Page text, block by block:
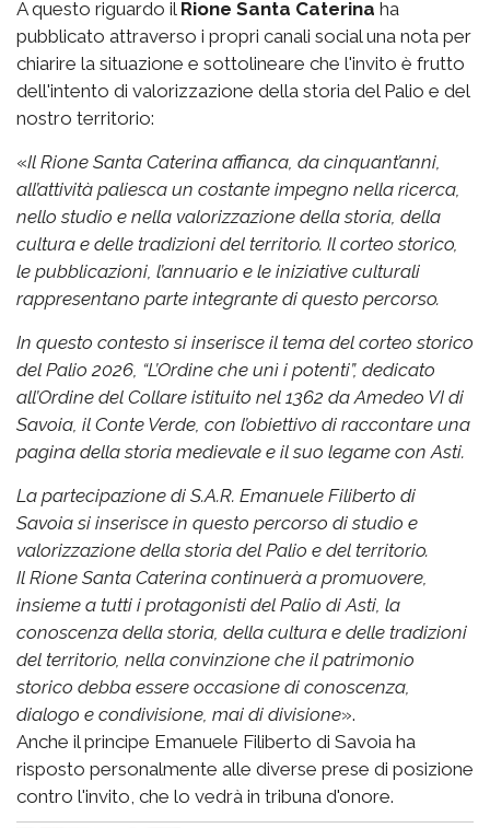
A questo riguardo il Rione Santa Caterina ha
pubblicato attraverso i propri canali social una nota per
chiarire la situazione e sottolineare che l'invito è frutto
dell'intento di valorizzazione della storia del Palio e del
nostro territorio:
«Il Rione Santa Caterina affianca, da cinquant’anni,
all’attività paliesca un costante impegno nella ricerca,
nello studio e nella valorizzazione della storia, della
cultura e delle tradizioni del territorio. Il corteo storico,
le pubblicazioni, l’annuario e le iniziative culturali
rappresentano parte integrante di questo percorso.
In questo contesto si inserisce il tema del corteo storico
del Palio 2026, “L’Ordine che unì i potenti”, dedicato
all’Ordine del Collare istituito nel 1362 da Amedeo VI di
Savoia, il Conte Verde, con l’obiettivo di raccontare una
pagina della storia medievale e il suo legame con Asti.
La partecipazione di S.A.R. Emanuele Filiberto di
Savoia si inserisce in questo percorso di studio e
valorizzazione della storia del Palio e del territorio.
Il Rione Santa Caterina continuerà a promuovere,
insieme a tutti i protagonisti del Palio di Asti, la
conoscenza della storia, della cultura e delle tradizioni
del territorio, nella convinzione che il patrimonio
storico debba essere occasione di conoscenza,
dialogo e condivisione, mai di divisione».
Anche il principe Emanuele Filiberto di Savoia ha
risposto personalmente alle diverse prese di posizione
contro l'invito, che lo vedrà in tribuna d'onore.